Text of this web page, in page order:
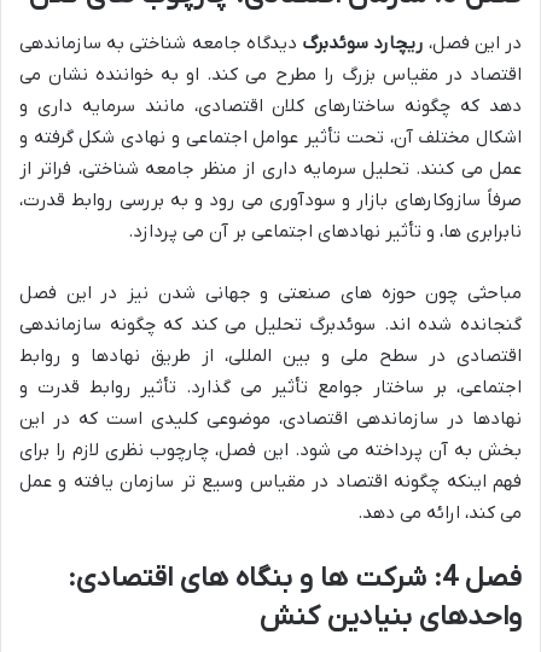
در این فصل، ریچارد سوئدبرگ دیدگاه جامعه شناختی به سازماندهی
اقتصاد در مقیاس بزرگ را مطرح می کند. او به خواننده نشان می
دهد که چگونه ساختارهای کلان اقتصادی، مانند سرمایه داری و
اشکال مختلف آن، تحت تأثیر عوامل اجتماعی و نهادی شکل گرفته و
عمل می کنند. تحلیل سرمایه داری از منظر جامعه شناختی، فراتر از
صرفاً سازوکارهای بازار و سودآوری می رود و به بررسی روابط قدرت،
نابرابری ها، و تأثیر نهادهای اجتماعی بر آن می پردازد.
مباحثی چون حوزه های صنعتی و جهانی شدن نیز در این فصل
گنجانده شده اند. سوئدبرگ تحلیل می کند که چگونه سازماندهی
اقتصادی در سطح ملی و بین المللی، از طریق نهادها و روابط
اجتماعی، بر ساختار جوامع تأثیر می گذارد. تأثیر روابط قدرت و
نهادها در سازماندهی اقتصادی، موضوعی کلیدی است که در این
بخش به آن پرداخته می شود. این فصل، چارچوب نظری لازم را برای
فهم اینکه چگونه اقتصاد در مقیاس وسیع تر سازمان یافته و عمل
می کند، ارائه می دهد.
فصل 4: شرکت ها و بنگاه های اقتصادی:
واحدهای بنیادین کنش